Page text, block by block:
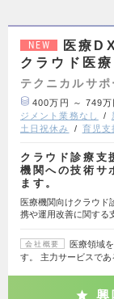
NEW
医療
クラウド医
テクニカルサポ
400万円 ～ 749万
ジメント業務なし
土日祝休み
育児支
クラウド診療支
機関への技術サ
ます。
医療機関向けクラウド
携や運用改善に関する
会社概要
医療領域
す。 主力サービスで
興